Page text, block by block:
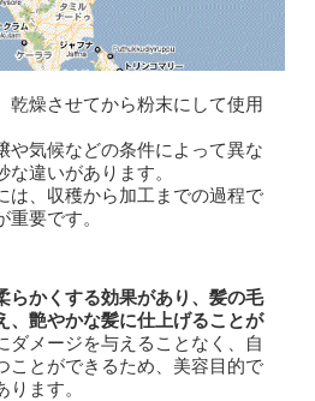
乾燥させてから粉末にして使用
や気候などの条件によって異な
違いがあります。
は、収穫から加工までの過程で
要です。
らかくする効果があり、髪の毛
、艶やかな髪に仕上げることが
ダメージを与えることなく、自
ことができるため、美容目的で
ます。